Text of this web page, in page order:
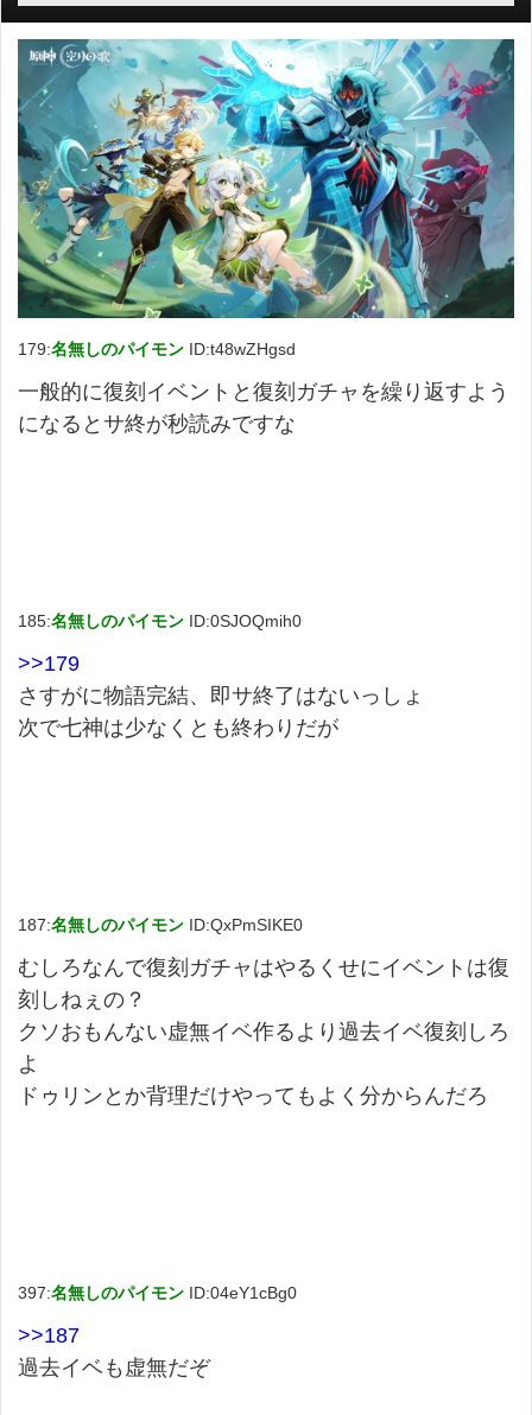
179:名無しのパイモン ID:t48wZHgsd
一般的に復刻イベントと復刻ガチャを繰り返すよう
になるとサ終が秒読みですな
185:名無しのパイモン ID:0SJOQmih0
>>179
さすがに物語完結、即サ終了はないっしょ
次で七神は少なくとも終わりだが
187:名無しのパイモン ID:QxPmSIKE0
むしろなんで復刻ガチャはやるくせにイベントは復
刻しねぇの？
クソおもんない虚無イベ作るより過去イベ復刻しろ
よ
ドゥリンとか背理だけやってもよく分からんだろ
397:名無しのパイモン ID:04eY1cBg0
>>187
過去イベも虚無だぞ